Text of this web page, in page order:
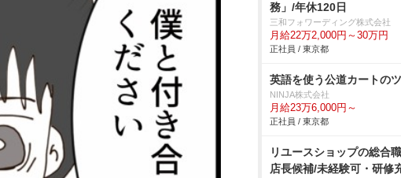
務」/年休120日
三和フォワーディング株式会社
月給22万2,000円～30万円
正社員 / 東京都
英語を使う公道カートの
NINJA株式会社
月給23万6,000円～
正社員 / 東京都
リユースショップの総合
店長候補/未経験可・研修